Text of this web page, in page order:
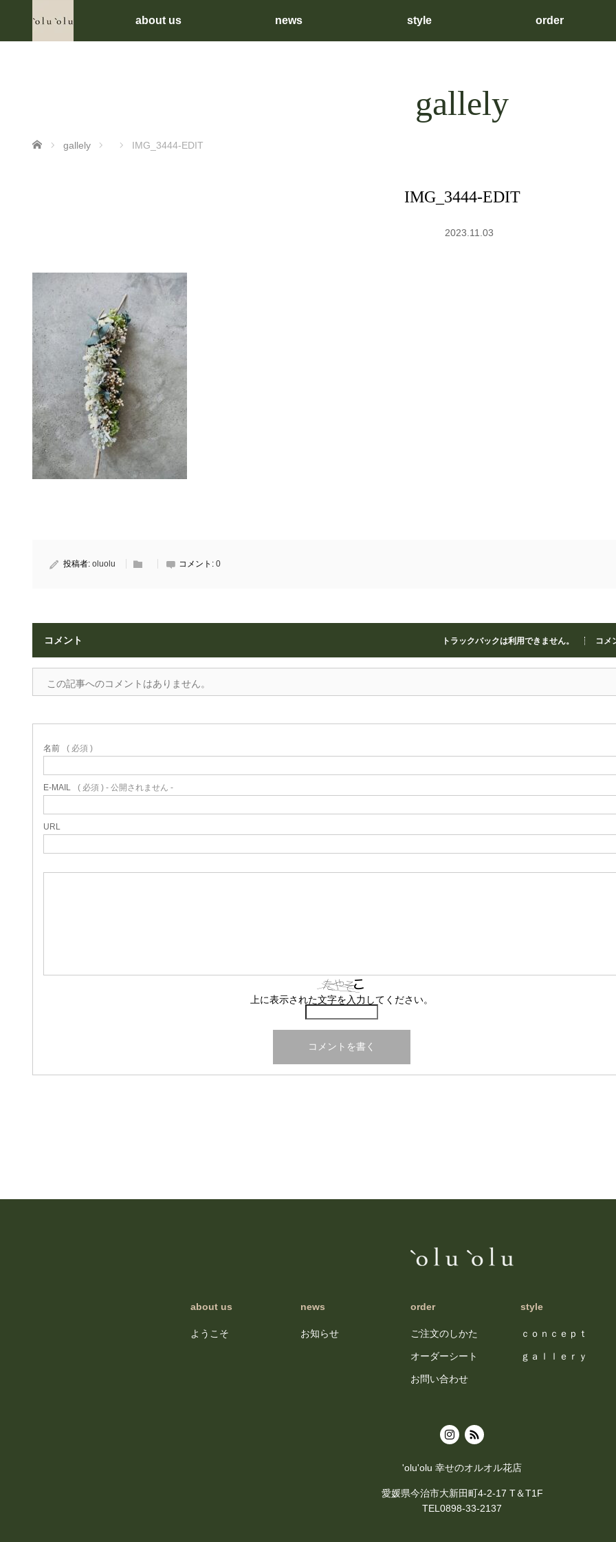
about us news style order
gallely
ホーム gallely IMG_3444-EDIT
IMG_3444-EDIT
2023.11.03
投稿者: oluolu コメント: 0
コメント トラックバックは利用できません。 コメ
この記事へのコメントはありません。
名前 ( 必須 )
E-MAIL ( 必須 ) - 公開されません -
URL
上に表示された文字を入力してください。
about us
ようこそ
news
お知らせ
order
ご注文のしかた
オーダーシート
お問い合わせ
style
ｃｏｎｃｅｐｔ
ｇａｌｌｅｒｙ
'olu'olu 幸せのオルオル花店
愛媛県今治市大新田町4-2-17 T＆T1F
TEL0898-33-2137